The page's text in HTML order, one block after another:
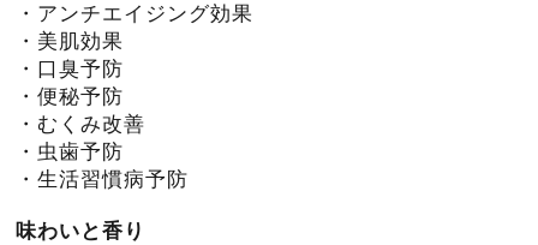
・アンチエイジング効果
・美肌効果
・口臭予防
・便秘予防
・むくみ改善
・虫歯予防
・生活習慣病予防
味わいと香り